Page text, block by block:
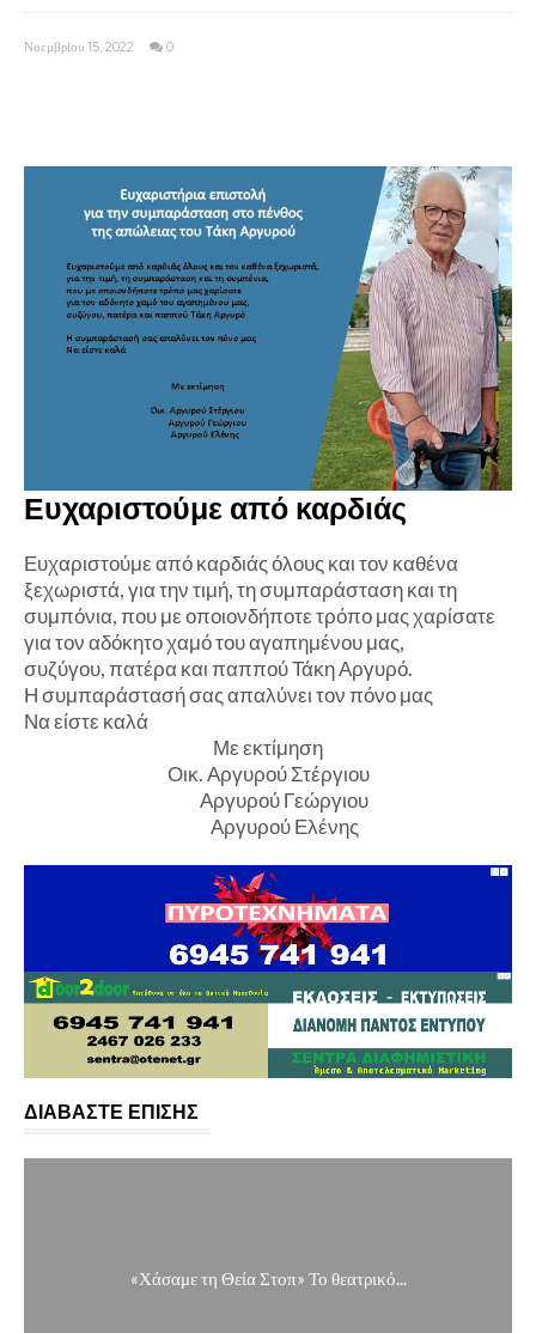
Νοεμβρίου 15, 2022 0
Ευχαριστούμε από καρδιάς
Ευχαριστούμε από καρδιάς όλους και τον καθένα
ξεχωριστά, για την τιμή, τη συμπαράσταση και τη
συμπόνια, που με οποιονδήποτε τρόπο μας χαρίσατε
για τον αδόκητο χαμό του αγαπημένου μας,
συζύγου, πατέρα και παππού Τάκη Αργυρό.
Η συμπαράστασή σας απαλύνει τον πόνο μας
Να είστε καλά
Με εκτίμηση
Οικ. Αργυρού Στέργιου
Αργυρού Γεώργιου
Αργυρού Ελένης
ΔΙΑΒΑΣΤΕ ΕΠΙΣΗΣ
«Χάσαμε τη Θεία Στοπ» Το θεατρικό...